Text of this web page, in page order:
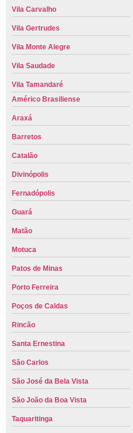
Vila Carvalho
Vila Gertrudes
Vila Monte Alegre
Vila Saudade
Vila Tamandaré
Américo Brasiliense
Araxá
Barretos
Catalão
Divinópolis
Fernadópolis
Guará
Matão
Motuca
Patos de Minas
Porto Ferreira
Poços de Caldas
Rincão
Santa Ernestina
São Carlos
São José da Bela Vista
São João da Boa Vista
Taquaritinga